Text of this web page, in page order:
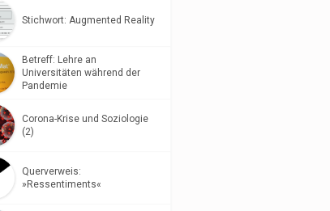
Stichwort: Augmented Reality
Betreff: Lehre an
Universitäten während der
Pandemie
Corona-Krise und Soziologie
(2)
Querverweis:
»Ressentiments«